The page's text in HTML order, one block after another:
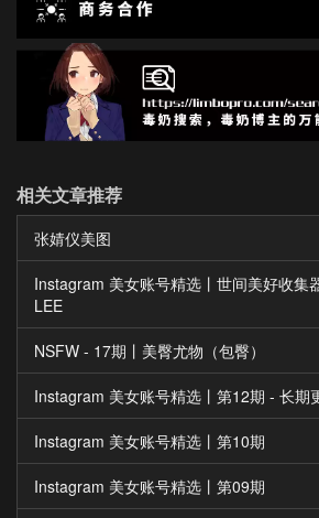
相关文章推荐
张婧仪美图
Instagram 美女账号精选丨世间美好收集
LEE
NSFW - 17期丨美臀尤物（包臀）
Instagram 美女账号精选丨第12期 - 长期
Instagram 美女账号精选丨第10期
Instagram 美女账号精选丨第09期